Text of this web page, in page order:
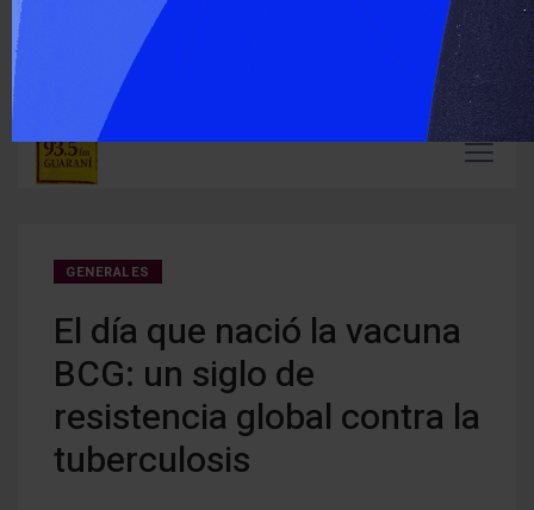
Carlos Arce anticipó que votará en contra de la modificación
de la Ley de Tierras
En
GENERALES
El día que nació la vacuna
BCG: un siglo de
resistencia global contra la
tuberculosis